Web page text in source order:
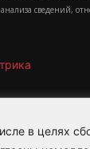
в целях
сведений,